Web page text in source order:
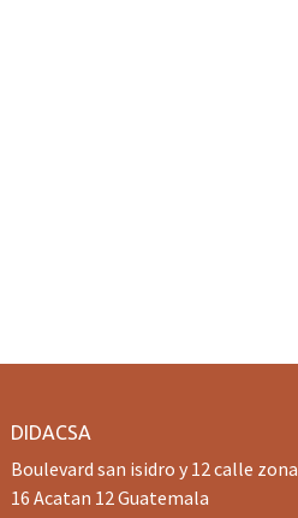
DIDACSA
Boulevard san isidro y 12 calle zona
16 Acatan 12 Guatemala